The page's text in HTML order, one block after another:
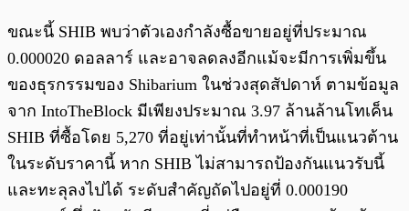
ขณะนี้ SHIB พบว่าตัวเองกำลังซื้อขายอยู่ที่ประมาณ
0.000020 ดอลลาร์ และอาจลดลงอีกแม้จะมีการเพิ่มขึ้น
ของธุรกรรมของ Shibarium ในช่วงสุดสัปดาห์ ตามข้อมูล
จาก IntoTheBlock มีเพียงประมาณ 3.97 ล้านล้านโทเค็น
SHIB ที่ซื้อโดย 5,270 ที่อยู่เท่านั้นที่ทำหน้าที่เป็นแนวต้าน
ในระดับราคานี้ หาก SHIB ไม่สามารถป้องกันแนวรับนี้
และทะลุลงไปได้ ระดับสำคัญถัดไปอยู่ที่ 0.000190